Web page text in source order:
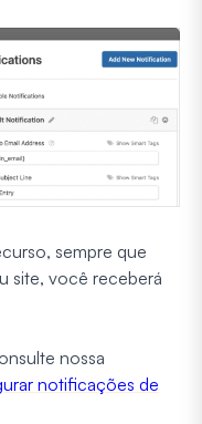
sempre que
site, você receberá
nossa
notificações de